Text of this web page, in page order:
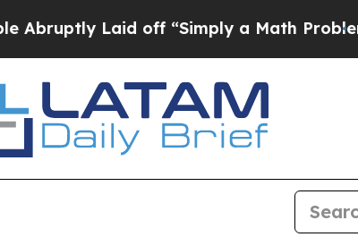
off “Simply a Math ProblemDr. Abdul